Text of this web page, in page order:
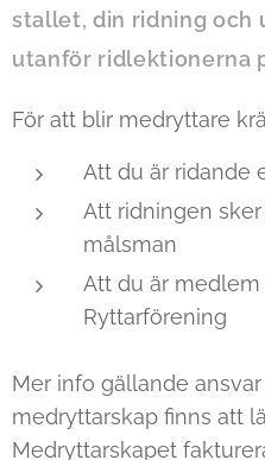
stallet, din ridning och
utanför ridlektionerna
För att blir medryttare
Att du är ridande
Att ridningen
målsman
Att du är
Ryttarförening
Mer info gällande
medryttarskap finns att
Medryttarskapet